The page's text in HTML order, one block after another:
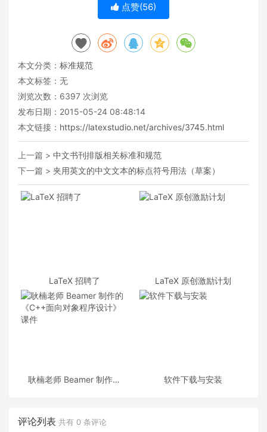
点赞(56)
本文分类： 标准规范
本文标签：无
浏览次数： 6397 次浏览
发布日期：2015-05-24 08:48:14
本文链接： https://latexstudio.net/archives/3745.html
上一篇 > 中文书刊排版相关标准和规范
下一篇 > 夹用英文的中文文本的标点符号用法（草案）
LaTeX 招聘了 LaTeX 原创激励计划
耿楠老师 Beamer 制作的
软件下载与安装
评论列表 共有 0 条评论